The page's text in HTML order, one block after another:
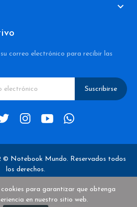

correo electrónico para recibir las
Suscribirse
© Notebook Mundo. Reservados todos
los derechos.
para garantizar que obtenga
en nuestro sitio web.